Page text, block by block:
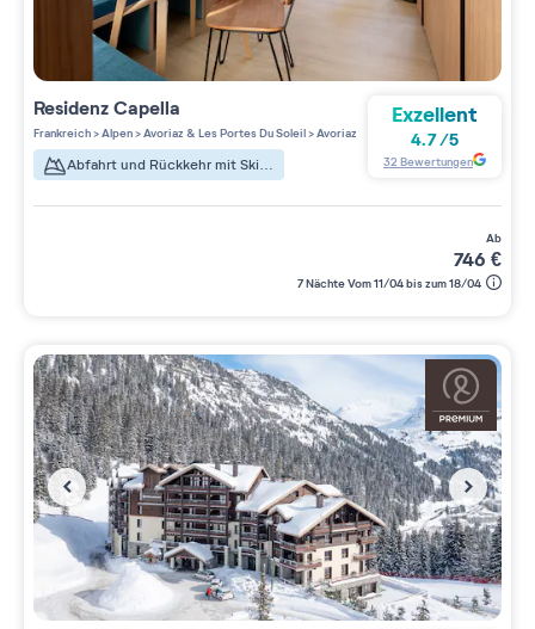
ResidenzCapella
Frankreich>Alpen>Avoriaz & Les Portes Du Soleil>Avoriaz
Exzellent
4.7/5
32 Bewertungen
ab
746 €
7 Nächte Vom 11/04 bis zum 18/04